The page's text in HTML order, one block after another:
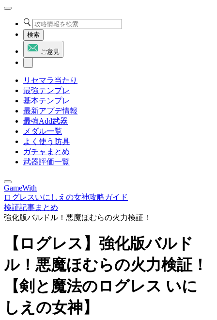
検索
ご意見
リセマラ当たり
最強テンプレ
基本テンプレ
最新アプデ情報
最強Add武器
メダル一覧
よく使う防具
ガチャまとめ
武器評価一覧
GameWith
ログレスいにしえの女神攻略ガイド
検証記事まとめ
強化版バルドル！悪魔ほむらの火力検証！
【ログレス】強化版バルド
ル！悪魔ほむらの火力検証！
【剣と魔法のログレス いに
しえの女神】